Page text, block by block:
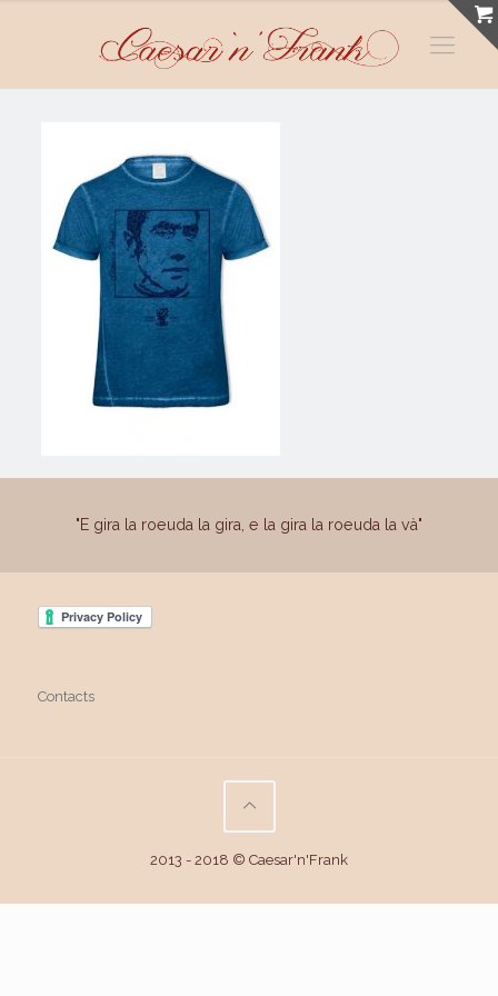
"E gira la roeuda la gira, e la gira la roeuda la và"
Contacts
2013 - 2018 © Caesar'n'Frank